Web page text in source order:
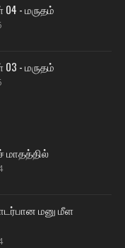
04 - மருதம்
03 - மருதம்
மாதத்தில்
மனு மீள